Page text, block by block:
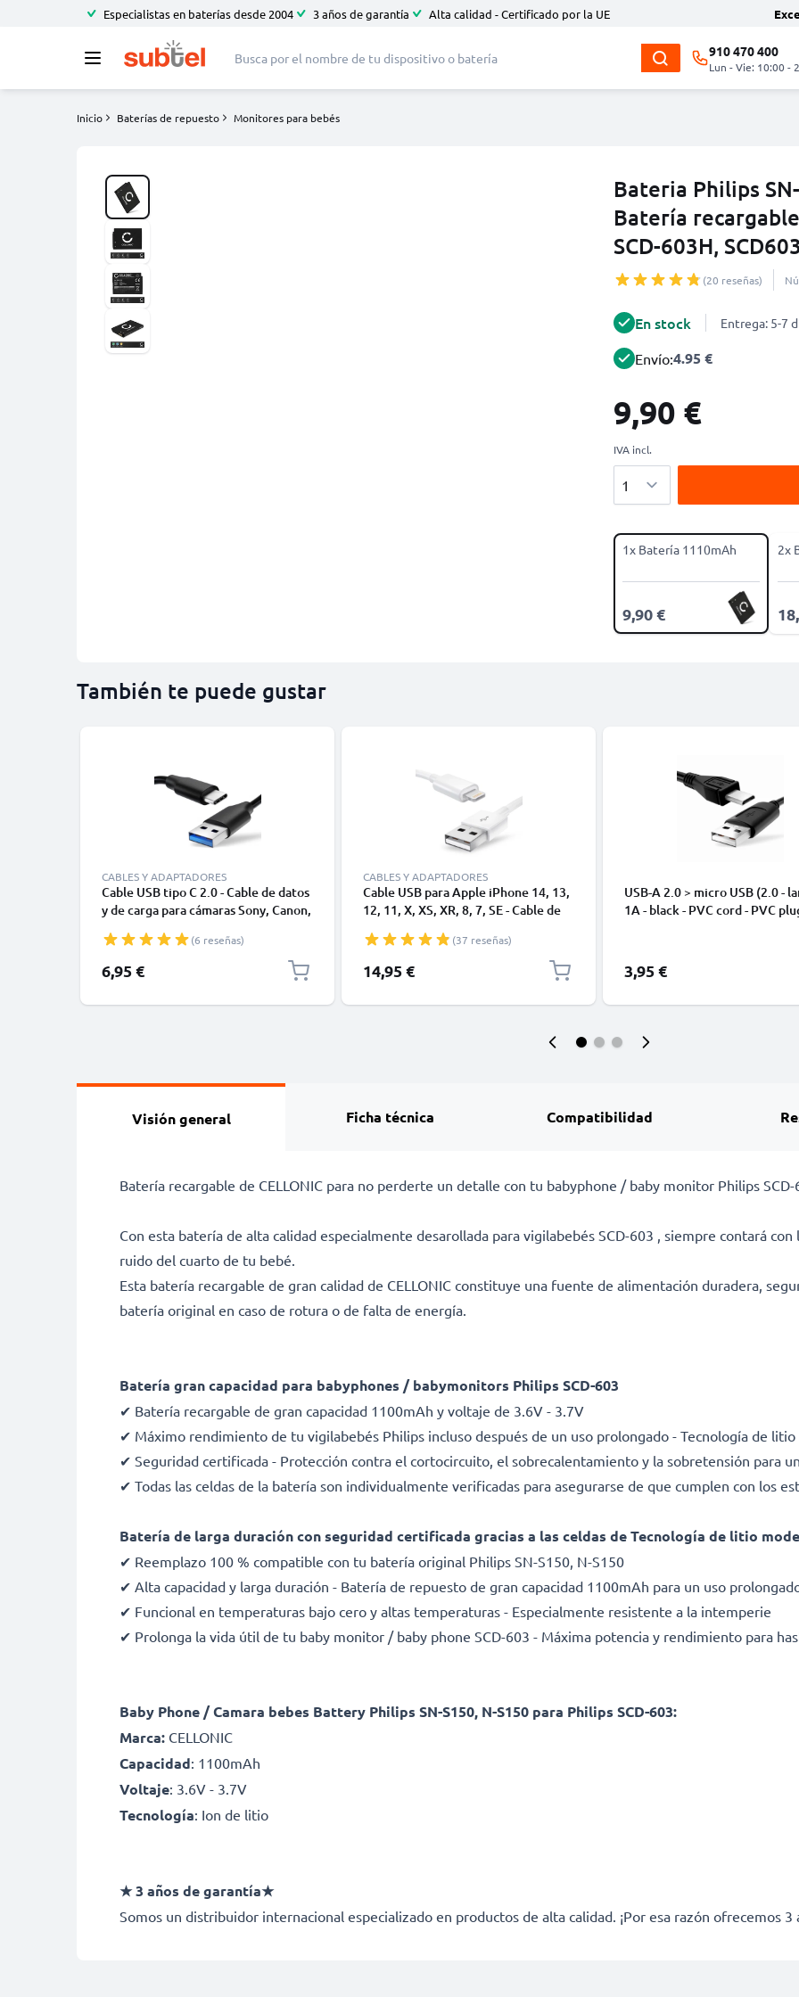
Especialistas en baterías desde 2004 3 años de garantía Alta calidad - Certificado por la UE
910 470 400
Lun - Vie: 10:00 -
Inicio Baterías de repuesto Monitores para bebés
Bateria Philips
Batería
SCD-603H, SCD603
(20 reseñas)
En stock Entrega: 5-7
Envío:4.95 €
9,90 €
IVA incl.
1x Batería 1110mAh
9,90 €
2x
También te puede gustar
CABLES Y ADAPTADORES
Cable USB tipo C 2.0 - Cable de datos
y de carga para cámaras Sony, Canon,
Moto Z, Huawei, Xiaomi - 1,0m Cable
cargador USB tipo C
(6 reseñas)
6,95 €
CABLES Y ADAPTADORES
Cable USB para Apple iPhone 14, 13,
12, 11, X, XS, XR, 8, 7, SE - Cable de
1m
(37 reseñas)
14,95 €
USB-A 2.0 > micro USB (2.0 -
1A - black - PVC cord - PVC
3,95 €
Visión general Ficha técnica Compatibilidad
Batería recargable de CELLONIC para no perderte un detalle con tu babyphone / baby monitor Philips SCD-
Con esta batería de alta calidad especialmente desarollada para vigilabebés SCD-603 , siempre contará
ruido del cuarto de tu bebé.
Esta batería recargable de gran calidad de CELLONIC constituye una fuente de alimentación duradera,
batería original en caso de rotura o de falta de energía.
Batería gran capacidad para babyphones / babymonitors Philips SCD-603
✔ Batería recargable de gran capacidad 1100mAh y voltaje de 3.6V - 3.7V
✔ Máximo rendimiento de tu vigilabebés Philips incluso después de un uso prolongado - Tecnología de
✔ Seguridad certificada - Protección contra el cortocircuito, el sobrecalentamiento y la sobretensión para
✔ Todas las celdas de la batería son individualmente verificadas para asegurarse de que cumplen con los
Batería de larga duración con seguridad certificada gracias a las celdas de Tecnología de litio
✔ Reemplazo 100 % compatible con tu batería original Philips SN-S150, N-S150
✔ Alta capacidad y larga duración - Batería de repuesto de gran capacidad 1100mAh para un uso
✔ Funcional en temperaturas bajo cero y altas temperaturas - Especialmente resistente a la intemperie
✔ Prolonga la vida útil de tu baby monitor / baby phone SCD-603 - Máxima potencia y rendimiento para
Baby Phone / Camara bebes Battery Philips SN-S150, N-S150 para Philips SCD-603:
Marca: CELLONIC
Capacidad: 1100mAh
Voltaje: 3.6V - 3.7V
Tecnología: Ion de litio
★ 3 años de garantía★
Somos un distribuidor internacional especializado en productos de alta calidad. ¡Por esa razón ofrecemos 3